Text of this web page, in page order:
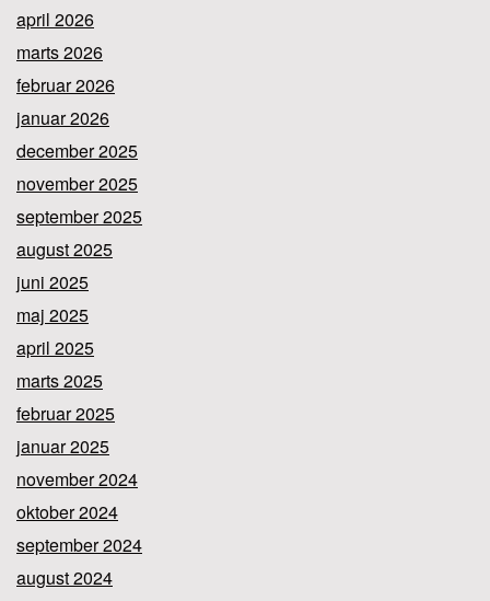
april 2026
marts 2026
februar 2026
januar 2026
december 2025
november 2025
september 2025
august 2025
juni 2025
maj 2025
april 2025
marts 2025
februar 2025
januar 2025
november 2024
oktober 2024
september 2024
august 2024